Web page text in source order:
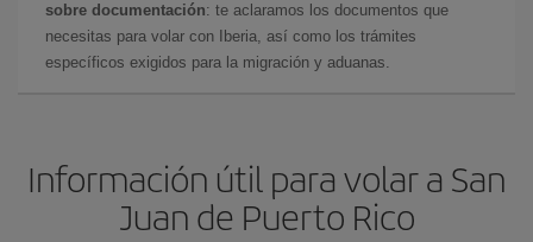
sobre documentación: te aclaramos los documentos que
necesitas para volar con Iberia, así como los trámites
específicos exigidos para la migración y aduanas.
Información útil para volar a San
Juan de Puerto Rico